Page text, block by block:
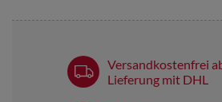
Versandkostenfrei
Lieferung mit DHL